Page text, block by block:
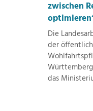
zwischen
Die
der
das